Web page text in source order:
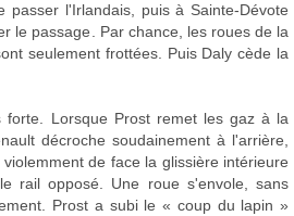
passer l'Irlandais, puis à Sainte-Dévote
le passage. Par chance, les roues de la
seulement frottées. Puis Daly cède la
Lorsque Prost remet les gaz à la
décroche soudainement à l'arrière,
de face la glissière intérieure
rail opposé. Une roue s'envole, sans
Prost a subi le « coup du lapin »